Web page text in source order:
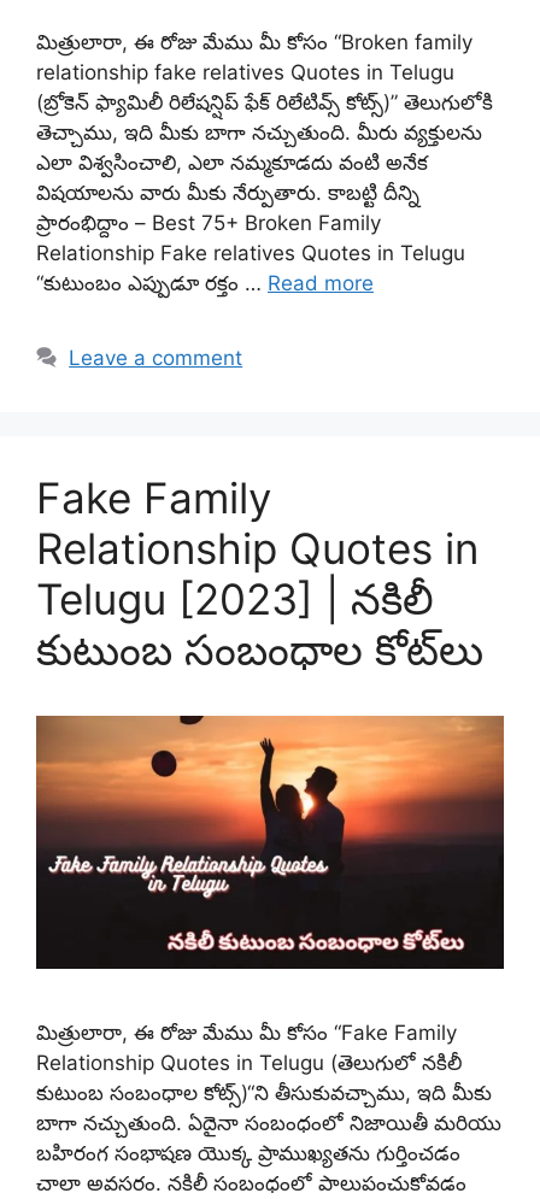
మిత్రులారా, ఈ రోజు మేము మీ కోసం “Broken family
relationship fake relatives Quotes in Telugu
(బ్రోకెన్ ఫ్యామిలీ రిలేషన్షిప్ ఫేక్ రిలేటివ్స్ కోట్స్)” తెలుగులోకి
తెచ్చాము, ఇది మీకు బాగా నచ్చుతుంది. మీరు వ్యక్తులను
ఎలా విశ్వసించాలి, ఎలా నమ్మకూడదు వంటి అనేక
విషయాలను వారు మీకు నేర్పుతారు. కాబట్టి దీన్ని
ప్రారంభిద్దాం – Best 75+ Broken Family
Relationship Fake relatives Quotes in Telugu
“కుటుంబం ఎప్పుడూ రక్తం … Read more
Leave a comment
Fake Family
Relationship Quotes in
Telugu [2023] | నకిలీ
కుటుంబ సంబంధాల కోట్‌లు
మిత్రులారా, ఈ రోజు మేము మీ కోసం “Fake Family
Relationship Quotes in Telugu (తెలుగులో నకిలీ
కుటుంబ సంబంధాల కోట్స్)“ని తీసుకువచ్చాము, ఇది మీకు
బాగా నచ్చుతుంది. ఏదైనా సంబంధంలో నిజాయితీ మరియు
బహిరంగ సంభాషణ యొక్క ప్రాముఖ్యతను గుర్తించడం
చాలా అవసరం. నకిలీ సంబంధంలో పాలుపంచుకోవడం